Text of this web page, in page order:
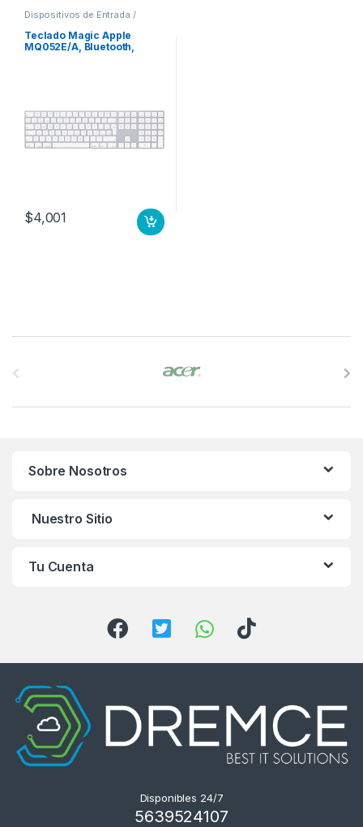
Dispositivos de Entrada /
Teclado Magic Apple
MQ052E/A, Bluetooth,
$4,001
Sobre Nosotros
Nuestro Sitio
Tu Cuenta
Disponibles 24/7
5639524107